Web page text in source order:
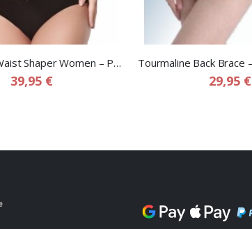
Perforated Waist Shaper Women – Perforierter Kompressionsgürtel für Frauen
39,95 € 29,95 €